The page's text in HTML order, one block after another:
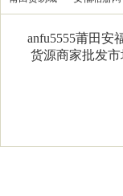
anfu5555莆田安
货源商家批发